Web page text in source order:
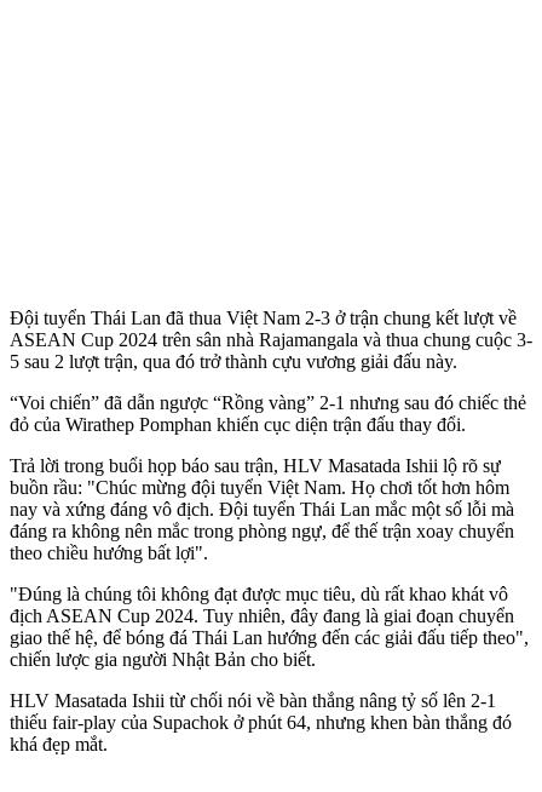
Đội tuyển Thái Lan đã thua Việt Nam 2-3 ở trận chung kết lượt về
ASEAN Cup 2024 trên sân nhà Rajamangala và thua chung cuộc 3-
5 sau 2 lượt trận, qua đó trở thành cựu vương giải đấu này.
“Voi chiến” đã dẫn ngược “Rồng vàng” 2-1 nhưng sau đó chiếc thẻ
đỏ của Wirathep Pomphan khiến cục diện trận đấu thay đổi.
Trả lời trong buổi họp báo sau trận, HLV Masatada Ishii lộ rõ sự
buồn rầu: "Chúc mừng đội tuyển Việt Nam. Họ chơi tốt hơn hôm
nay và xứng đáng vô địch. Đội tuyển Thái Lan mắc một số lỗi mà
đáng ra không nên mắc trong phòng ngự, để thế trận xoay chuyển
theo chiều hướng bất lợi".
"Đúng là chúng tôi không đạt được mục tiêu, dù rất khao khát vô
địch ASEAN Cup 2024. Tuy nhiên, đây đang là giai đoạn chuyển
giao thế hệ, để bóng đá Thái Lan hướng đến các giải đấu tiếp theo",
chiến lược gia người Nhật Bản cho biết.
HLV Masatada Ishii từ chối nói về bàn thắng nâng tỷ số lên 2-1
thiếu fair-play của Supachok ở phút 64, nhưng khen bàn thắng đó
khá đẹp mắt.